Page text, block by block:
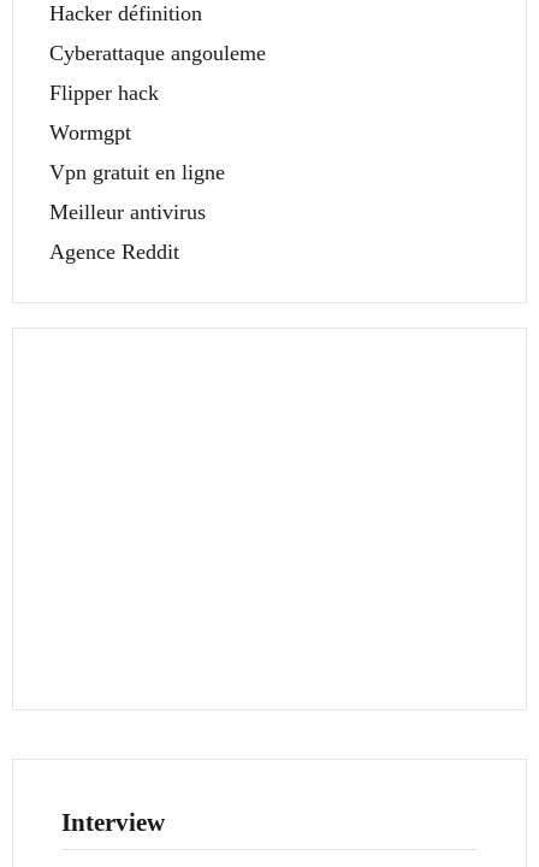
Hacker définition
Cyberattaque angouleme
Flipper hack
Wormgpt
Vpn gratuit en ligne
Meilleur antivirus
Agence Reddit
Interview